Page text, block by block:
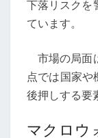
下落リスクを
ています。
市場の局面
点では国家や
後押しする要
マクロウ